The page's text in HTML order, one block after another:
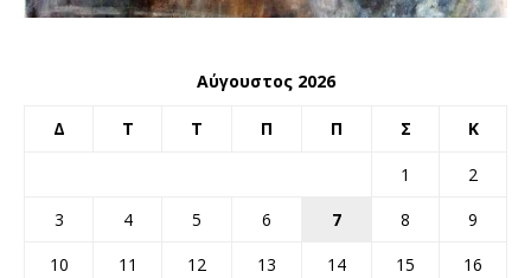
Αύγουστος 2026
Δ Τ Τ Π Π Σ Κ
1
2
3
4 5 6 7 8
9
10
11 12 13 14 15
16